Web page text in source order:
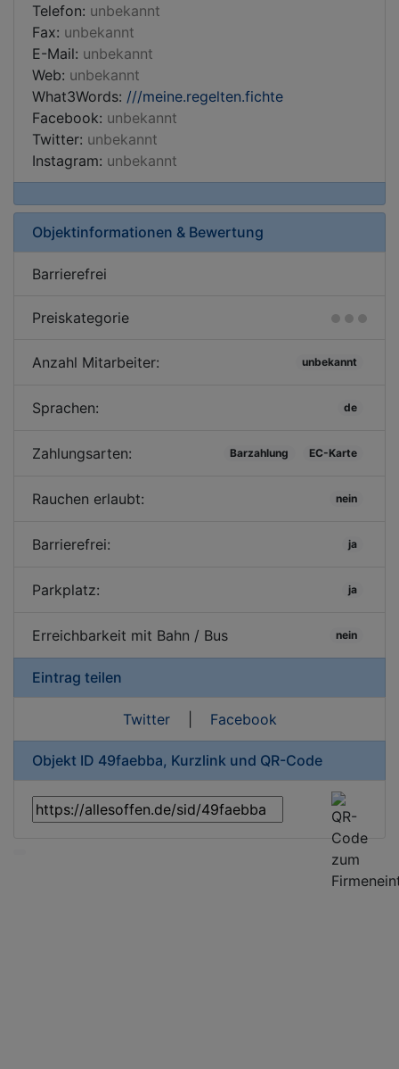
Telefon: unbekannt
Fax: unbekannt
E-Mail: unbekannt
Web: unbekannt
What3Words: ///meine.regelten.fichte
Facebook: unbekannt
Twitter: unbekannt
Instagram: unbekannt
Objektinformationen & Bewertung
Barrierefrei
Preiskategorie
Anzahl Mitarbeiter: unbekannt
Sprachen: de
Zahlungsarten: Barzahlung EC-Karte
Rauchen erlaubt: nein
Barrierefrei: ja
Parkplatz: ja
Erreichbarkeit mit Bahn / Bus nein
Eintrag teilen
Twitter| Facebook
Objekt ID 49faebba, Kurzlink und QR-Code